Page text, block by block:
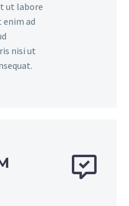
ut labore
enim ad
nisi ut